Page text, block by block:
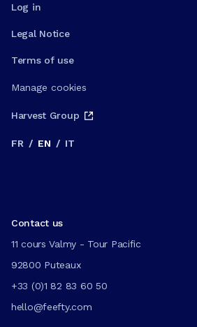
Log in
Legal Notice
Terms of use
Manage cookies
Harvest Group
FR / EN / IT
Contact us
11 cours Valmy - Tour Pacific
92800 Puteaux
+33 (0)1 82 83 60 50
hello@feefty.com